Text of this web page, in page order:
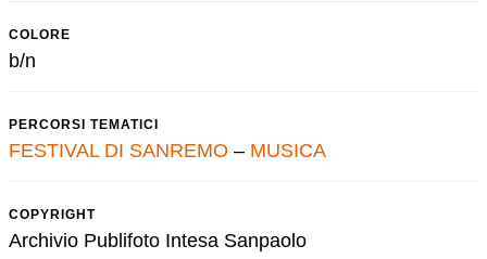
COLORE
b/n
PERCORSI TEMATICI
FESTIVAL DI SANREMO – MUSICA
COPYRIGHT
Archivio Publifoto Intesa Sanpaolo